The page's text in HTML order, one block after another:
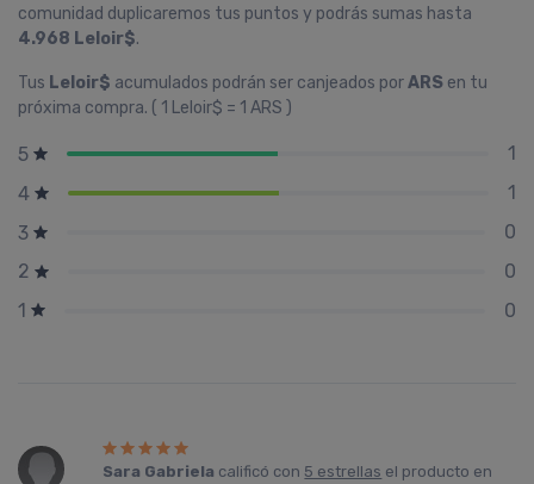
comunidad duplicaremos tus puntos y podrás sumas hasta
4.968 Leloir$.
Tus Leloir$ acumulados podrán ser canjeados porARS en tu
próxima compra. ( 1 Leloir$ = 1 ARS )
5
1
4
1
3
0
2
0
1
0
Sara Gabriela calificó con 5 estrellas el producto en